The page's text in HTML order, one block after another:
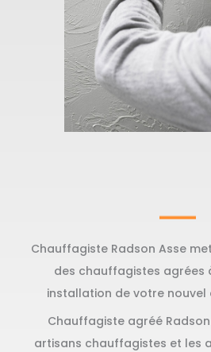
Chauffagiste Radson Asse
des chauffagistes agrées
installation de votre nouvel
Chauffagiste agréé
artisans chauffagistes et les